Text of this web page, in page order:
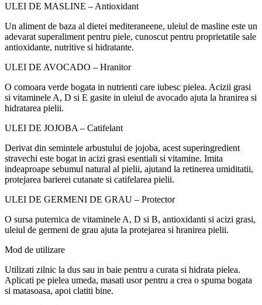
ULEI DE MASLINE – Antioxidant
Un aliment de baza al dietei mediteraneene, uleiul de masline este un
adevarat superaliment pentru piele, cunoscut pentru proprietatile sale
antioxidante, nutritive si hidratante.
ULEI DE AVOCADO – Hranitor
O comoara verde bogata in nutrienti care iubesc pielea. Acizii grasi
si vitaminele A, D si E gasite in uleiul de avocado ajuta la hranirea si
hidratarea pielii.
ULEI DE JOJOBA – Catifelant
Derivat din semintele arbustului de jojoba, acest superingredient
stravechi este bogat in acizi grasi esentiali si vitamine. Imita
indeaproape sebumul natural al pielii, ajutand la retinerea umiditatii,
protejarea barierei cutanate si catifelarea pielii.
ULEI DE GERMENI DE GRAU – Protector
O sursa puternica de vitaminele A, D si B, antioxidanti si acizi grasi,
uleiul de germeni de grau ajuta la protejarea si hranirea pielii.
Mod de utilizare
Utilizati zilnic la dus sau in baie pentru a curata si hidrata pielea.
Aplicati pe pielea umeda, masati usor pentru a crea o spuma bogata
si matasoasa, apoi clatiti bine.